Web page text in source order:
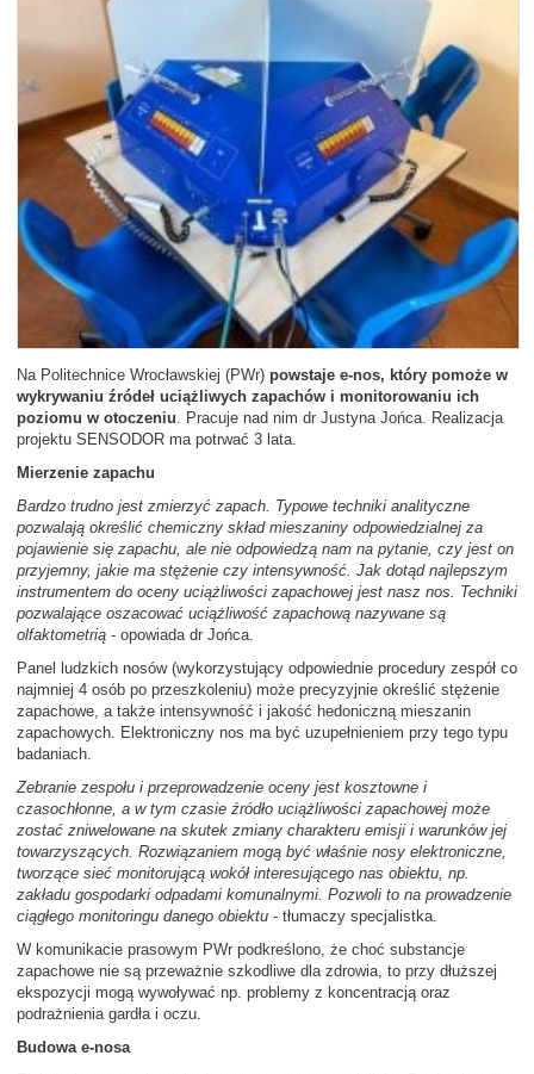
Na Politechnice Wrocławskiej (PWr) powstaje e-nos, który pomoże w
wykrywaniu źródeł uciążliwych zapachów i monitorowaniu ich
poziomu w otoczeniu. Pracuje nad nim dr Justyna Jońca. Realizacja
projektu SENSODOR ma potrwać 3 lata.
Mierzenie zapachu
Bardzo trudno jest zmierzyć zapach. Typowe techniki analityczne
pozwalają określić chemiczny skład mieszaniny odpowiedzialnej za
pojawienie się zapachu, ale nie odpowiedzą nam na pytanie, czy jest on
przyjemny, jakie ma stężenie czy intensywność. Jak dotąd najlepszym
instrumentem do oceny uciążliwości zapachowej jest nasz nos. Techniki
pozwalające oszacować uciążliwość zapachową nazywane są
olfaktometrią - opowiada dr Jońca.
Panel ludzkich nosów (wykorzystujący odpowiednie procedury zespół co
najmniej 4 osób po przeszkoleniu) może precyzyjnie określić stężenie
zapachowe, a także intensywność i jakość hedoniczną mieszanin
zapachowych. Elektroniczny nos ma być uzupełnieniem przy tego typu
badaniach.
Zebranie zespołu i przeprowadzenie oceny jest kosztowne i
czasochłonne, a w tym czasie źródło uciążliwości zapachowej może
zostać zniwelowane na skutek zmiany charakteru emisji i warunków jej
towarzyszących. Rozwiązaniem mogą być właśnie nosy elektroniczne,
tworzące sieć monitorującą wokół interesującego nas obiektu, np.
zakładu gospodarki odpadami komunalnymi. Pozwoli to na prowadzenie
ciągłego monitoringu danego obiektu - tłumaczy specjalistka.
W komunikacie prasowym PWr podkreślono, że choć substancje
zapachowe nie są przeważnie szkodliwe dla zdrowia, to przy dłuższej
ekspozycji mogą wywoływać np. problemy z koncentracją oraz
podrażnienia gardła i oczu.
Budowa e-nosa